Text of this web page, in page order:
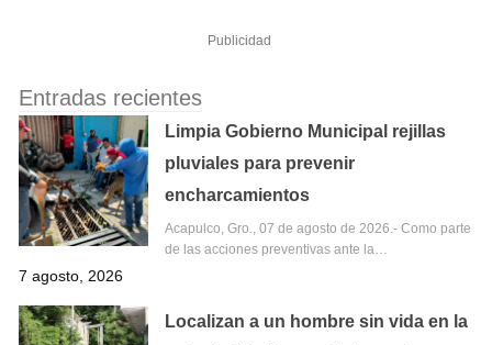
Publicidad
Entradas recientes
Limpia Gobierno Municipal rejillas
pluviales para prevenir
encharcamientos
Acapulco, Gro., 07 de agosto de 2026.- Como parte
de las acciones preventivas ante la…
7 agosto, 2026
Localizan a un hombre sin vida en la